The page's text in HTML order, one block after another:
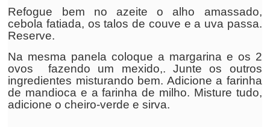
Refogue bem no azeite o alho amassado,
cebola fatiada, os talos de couve e a uva passa.
Reserve.
Na mesma panela coloque a margarina e os 2
ovos fazendo um mexido,. Junte os outros
ingredientes misturando bem. Adicione a farinha
de mandioca e a farinha de milho. Misture tudo,
adicione o cheiro-verde e sirva.